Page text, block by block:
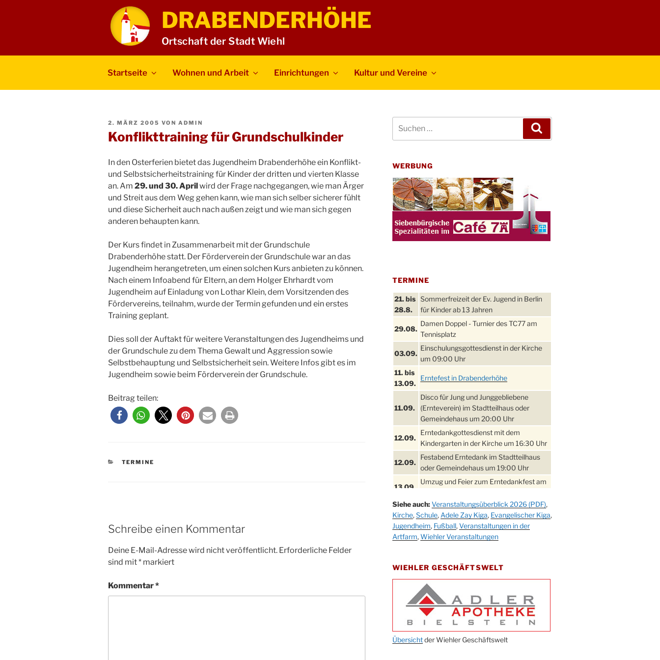
DRABENDERHÖHE
Ortschaft der Stadt Wiehl
Startseite Wohnen und Arbeit Einrichtungen Kultur und Vereine
VERÖFFENTLICHT
2. MÄRZ 2005 VON ADMIN
Konflikttraining für Grundschulkinder
In den Osterferien bietet das Jugendheim Drabenderhöhe ein Konflikt-
und Selbstsicherheitstraining für Kinder der dritten und vierten Klasse
an. Am 29. und 30. Aprilwird der Frage nachgegangen, wie man Ärger
und Streit aus dem Weg gehen kann, wie man sich selber sicherer fühlt
und diese Sicherheit auch nach außen zeigt und wie man sich gegen
anderen behaupten kann.
Der Kurs findet in Zusammenarbeit mit der Grundschule
Drabenderhöhe statt. Der Förderverein der Grundschule war an das
Jugendheim herangetreten, um einen solchen Kurs anbieten zu können.
Nach einem Infoabend für Eltern, an dem Holger Ehrhardt vom
Jugendheim auf Einladung von Lothar Klein, dem Vorsitzenden des
Fördervereins, teilnahm, wurde der Termin gefunden und ein erstes
Training geplant.
Dies soll der Auftakt für weitere Veranstaltungen des Jugendheims und
der Grundschule zu dem Thema Gewalt und Aggression sowie
Selbstbehauptung und Selbstsicherheit sein. Weitere Infos gibt es im
Jugendheim sowie beim Förderverein der Grundschule.
Beitrag teilen:
KATEGORIEN
TERMINE
Schreibe einen Kommentar
Deine E-Mail-Adresse wird nicht veröffentlicht. Erforderliche Felder
sind mit* markiert
Kommentar*
nach:
WERBUNG
TERMINE
21. bis
28.8.
Sommerfreizeit der Ev. Jugend in Berlin
für Kinder ab 13 Jahren
29.08.
Damen Doppel - Turnier des TC77 am
Tennisplatz
03.09.
Einschulungsgottesdienst in der Kirche
um 09:00 Uhr
11. bis
13.09.
Erntefest in Drabenderhöhe
11.09.
Disco für Jung und Junggebliebene
(Ernteverein) im Stadtteilhaus oder
Gemeindehaus um 20:00 Uhr
12.09.
Erntedankgottesdienst mit dem
Kindergarten in der Kirche um 16:30 Uhr
12.09.
Festabend Erntedank im Stadtteilhaus
oder Gemeindehaus um 19:00 Uhr
13.09.
Umzug und Feier zum Erntedankfest am
19.09.
Schlagerabend im Stadtteilhaus
Drabenderhöhe
25. u.
26.09.
Oktoberfest im Cafe XXS
10-12 Uhr
Afterwork-Andacht um 18:00 Uhr in der
Kirche
Sandmännchen-Gottesdienst in der
Kirche oder im Ev. Gemeindehaus um
18:00 Uhr
11.10.
Oktoberfest MGV im Stadtteilhaus um
Siehe auch: Veranstaltungsüberblick 2026 (PDF),
Kirche,Schule, Adele Zay Kiga, Evangelischer Kiga,
Jugendheim, Fußball,Veranstaltungen in der
Artfarm,Wiehler Veranstaltungen
WIEHLER GESCHÄFTSWELT
Übersichtder Wiehler Geschäftswelt